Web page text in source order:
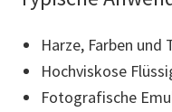
Harze, Farben und
Hochviskose
Fotografische